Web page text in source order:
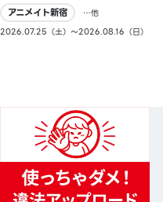
アニメイト新宿
…他
2026.07.25（土）〜2026.08.16（日）